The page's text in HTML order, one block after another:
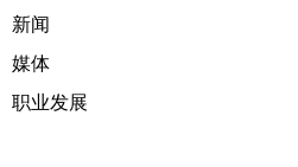
新闻
媒体
职业发展